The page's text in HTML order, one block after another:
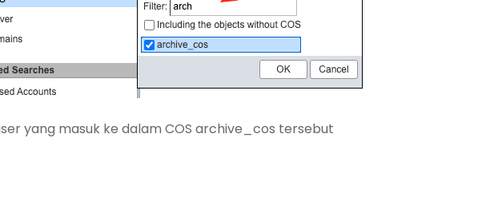
yang masuk ke dalam COS archive_cos tersebut